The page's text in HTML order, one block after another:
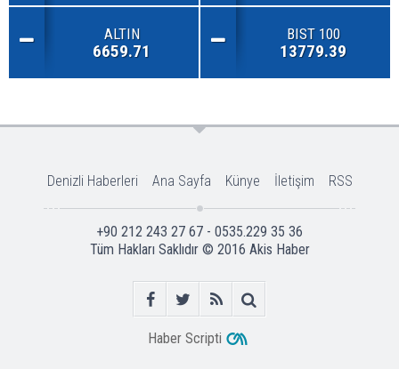
ALTIN
6659.71
BIST 100
13779.39
Denizli Haberleri Ana Sayfa Künye İletişim RSS
+90 212 243 27 67 - 0535.229 35 36
Tüm Hakları Saklıdır © 2016 Akis Haber
Haber Scripti